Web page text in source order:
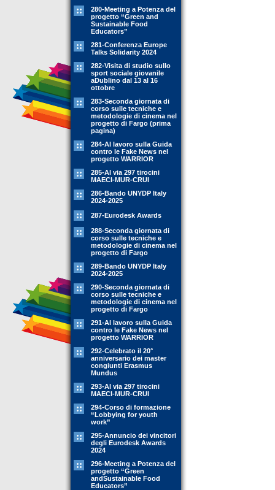
280-Meeting a Potenza del
progetto “Green and
Sustainable Food
Educators”
281-Conferenza Europe
Talks Solidarity 2024
282-Visita di studio sullo
sport sociale giovanile
aDublino dal 13 al 16
ottobre
283-Seconda giornata di
corso sulle tecniche e
metodologie di cinema nel
progetto di Fargo (prima
pagina)
284-Al lavoro sulla Guida
contro le Fake News nel
progetto WARRIOR
285-Al via 297 tirocini
MAECI-MUR-CRUI
286-Bando UNYDP Italy
2024-2025
287-Eurodesk Awards
288-Seconda giornata di
corso sulle tecniche e
metodologie di cinema nel
progetto di Fargo
289-Bando UNYDP Italy
2024-2025
290-Seconda giornata di
corso sulle tecniche e
metodologie di cinema nel
progetto di Fargo
291-Al lavoro sulla Guida
contro le Fake News nel
progetto WARRIOR
292-Celebrato il 20°
anniversario dei master
congiunti Erasmus
Mundus
293-Al via 297 tirocini
MAECI-MUR-CRUI
294-Corso di formazione
“Lobbying for youth
work”
295-Annuncio dei vincitori
degli Eurodesk Awards
2024
296-Meeting a Potenza del
progetto “Green
andSustainable Food
Educators”